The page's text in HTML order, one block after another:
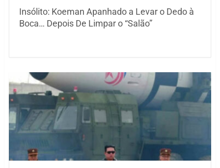
Insólito: Koeman Apanhado a Levar o Dedo à
Boca… Depois De Limpar o “Salão”